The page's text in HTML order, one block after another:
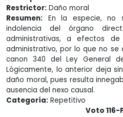
Restrictor: Daño moral
Resumen: En la especie,
indolencia del órgano
administrativas, a efectos
administrativo, por lo que no se
canon 340 del Ley General
Lógicamente, lo anterior deja
daño moral, pues resulta
ausencia del nexo causal.
Categoría: Repetitivo
Voto 116-